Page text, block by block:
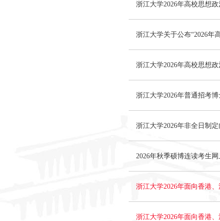
浙江大学2026年高校思想
浙江大学关于公布“2026年
浙江大学2026年高校思想
浙江大学2026年普通招考
浙江大学2026年非全日制
2026年秋季硕博连读考生
浙江大学2026年面向香港
浙江大学2026年面向香港